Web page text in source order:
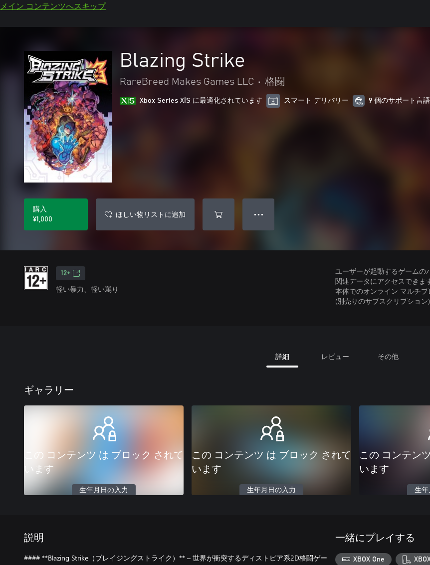
メイン コンテンツへスキップ
Blazing Strike
RareBreed Makes Games LLC • 格闘
Xbox Series X|S に最適化されています スマート デリバリー 9 個のサポート言語
購入
¥1,000
ほしい物リストに追加 ● ● ●
12+
軽い暴力、軽い罵り
ユーザーが起動するゲームの
関連データにアクセスできま
本体でのオンライン マルチプ
(別売りのサブスクリプション)
詳細 レビュー その他
ギャラリー
この コンテンツ は ブロック されて
います
生年月日の入力
この コンテンツ は ブロック されて
います
生年月日の入力
この コンテン
います
生年
説明
#### **Blazing Strike（ブレイジングストライク）** – 世界が衝突するディストピア系2D格闘ゲー
一緒にプレイする
XBOX One